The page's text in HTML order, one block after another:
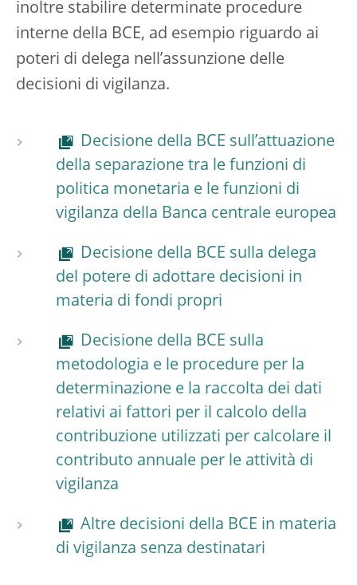
inoltre stabilire determinate procedure
interne della BCE, ad esempio riguardo ai
poteri di delega nell’assunzione delle
decisioni di vigilanza.
Decisione della BCE sull’attuazione
della separazione tra le funzioni di
politica monetaria e le funzioni di
vigilanza della Banca centrale europea
Decisione della BCE sulla delega
del potere di adottare decisioni in
materia di fondi propri
Decisione della BCE sulla
metodologia e le procedure per la
determinazione e la raccolta dei dati
relativi ai fattori per il calcolo della
contribuzione utilizzati per calcolare il
contributo annuale per le attività di
vigilanza
Altre decisioni della BCE in materia
di vigilanza senza destinatari